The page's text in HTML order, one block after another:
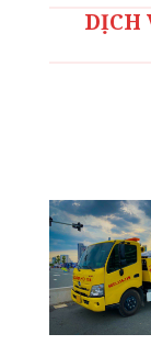
DỊCH